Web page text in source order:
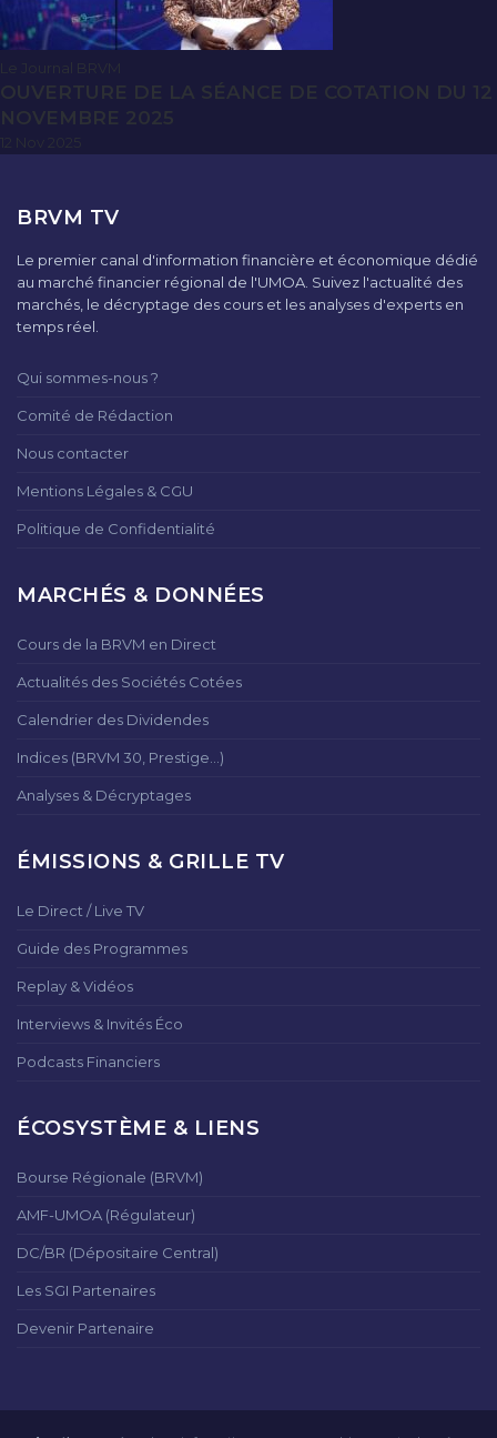
Le Journal BRVM
OUVERTURE DE LA SÉANCE DE COTATION DU 12
NOVEMBRE 2025
BRVM TV
Le premier canal d'information financière et économique dédié
au marché financier régional de l'UMOA. Suivez l'actualité des
marchés, le décryptage des cours et les analyses d'experts en
temps réel.
Qui sommes-nous ?
Comité de Rédaction
Nous contacter
Mentions Légales & CGU
Politique de Confidentialité
MARCHÉS & DONNÉES
Cours de la BRVM en Direct
Actualités des Sociétés Cotées
Calendrier des Dividendes
Indices (BRVM 30, Prestige...)
Analyses & Décryptages
ÉMISSIONS & GRILLE TV
Le Direct / Live TV
Guide des Programmes
Replay & Vidéos
Interviews & Invités Éco
Podcasts Financiers
ÉCOSYSTÈME & LIENS
Bourse Régionale (BRVM)
AMF-UMOA (Régulateur)
DC/BR (Dépositaire Central)
Les SGI Partenaires
Devenir Partenaire